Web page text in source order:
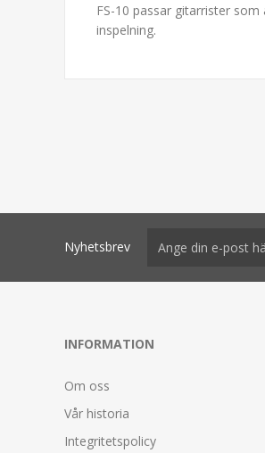
FS-10 passar gitarrister
inspelning.
Nyhetsbrev
INFORMATION
Om oss
Vår historia
Integritetspolicy